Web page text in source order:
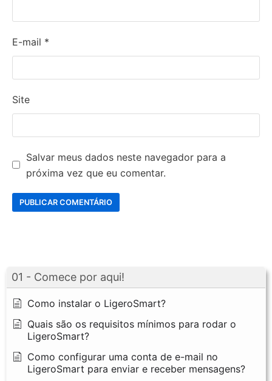
01 - Comece por aqui!
Como instalar o LigeroSmart?
Quais são os requisitos mínimos para rodar o
LigeroSmart?
Como configurar uma conta de e-mail no
LigeroSmart para enviar e receber mensagens?
E-mail *
Site
Salvar meus dados neste navegador para a
próxima vez que eu comentar.